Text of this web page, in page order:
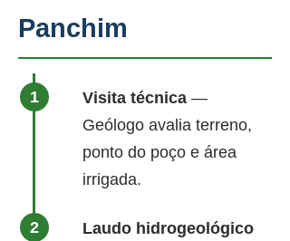
Panchim
Visita técnica —
Geólogo avalia terreno,
ponto do poço e área
irrigada.
Laudo hidrogeológico